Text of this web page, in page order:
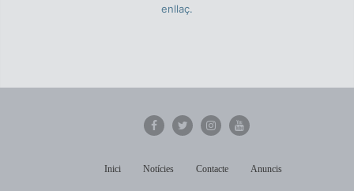
enllaç.
Inici Notícies Contacte Anuncis